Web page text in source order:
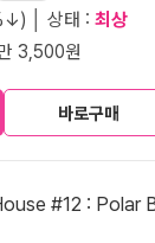
│ 상태 : 최상
3,500원
바로구매
#12 : Polar